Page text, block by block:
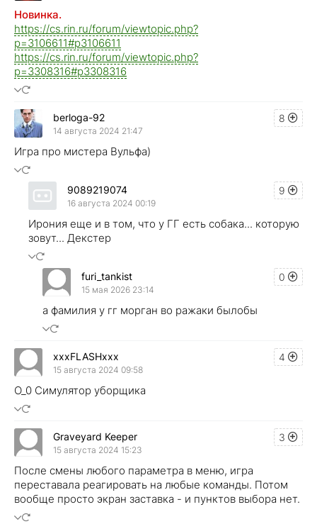
Новинка.
https://cs.rin.ru/forum/viewtopic.php?
p=3106611#p3106611
https://cs.rin.ru/forum/viewtopic.php?
p=3308316#p3308316
8
berloga-92
14 августа 2024 21:47
Игра про мистера Вульфа)
9
9089219074
16 августа 2024 00:19
Ирония еще и в том, что у ГГ есть собака... которую
зовут... Декстер
0
furi_tankist
15 мая 2026 23:14
а фамилия у гг морган во ражаки былобы
4
xxxFLASHxxx
15 августа 2024 09:58
О_0 Симулятор уборщика
3
Graveyard Keeper
15 августа 2024 15:23
После смены любого параметра в меню, игра
переставала реагировать на любые команды. Потом
вообще просто экран заставка - и пунктов выбора нет.